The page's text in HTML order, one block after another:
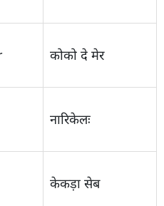
कोको दे मेर
नारिकेलः
केकड़ा सेब